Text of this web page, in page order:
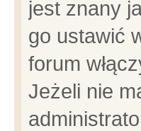
jest znany
go ustawić
forum
Jeżeli nie